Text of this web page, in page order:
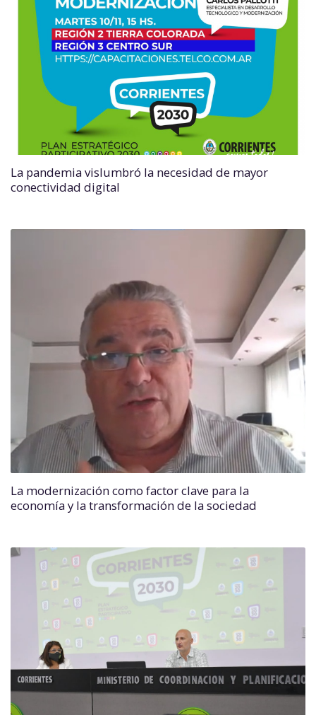
La pandemia vislumbró la necesidad de mayor
conectividad digital
La modernización como factor clave para la
economía y la transformación de la sociedad